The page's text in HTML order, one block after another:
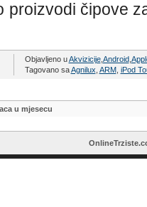
proizvodi čipove
Objavljeno uAkvizicije, Android,
Tagovano saAgnilux ARM, iPod
u mjesecu